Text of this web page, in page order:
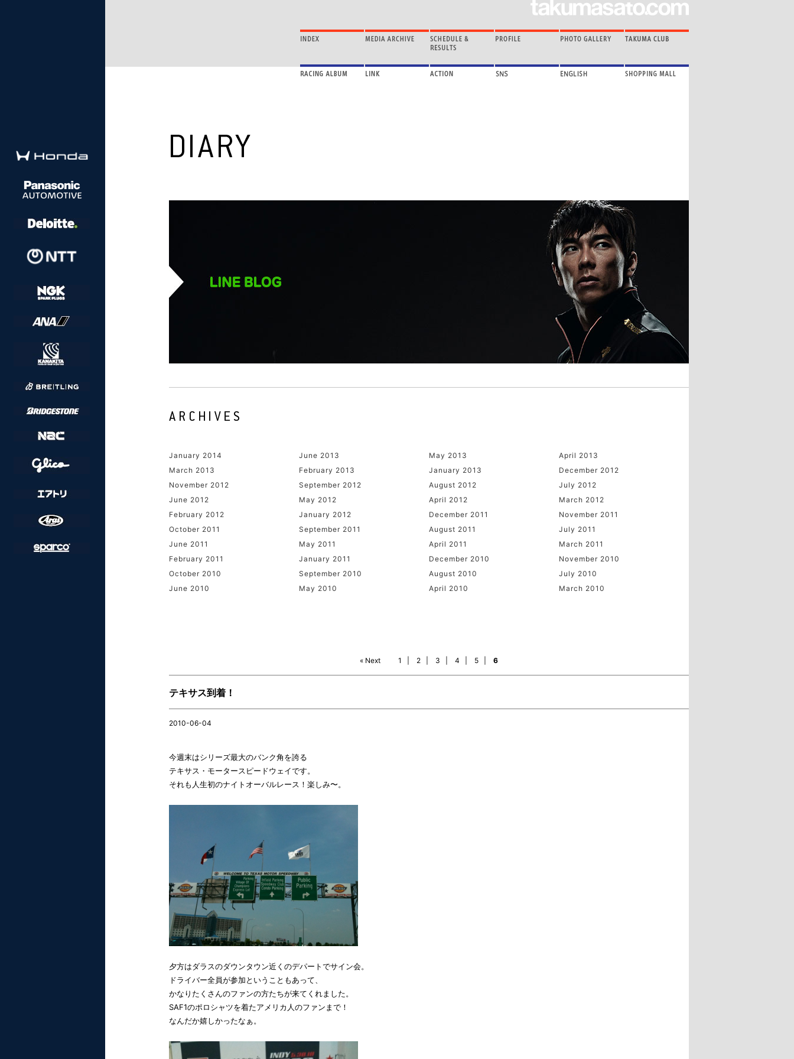
January 2014 June 2013 May 2013
April 2013
March 2013
February 2013 January 2013
December 2012
November 2012
September 2012 August 2012
July 2012
June 2012
May 2012 April 2012
March 2012
February 2012
January 2012 December 2011
November 2011
October 2011
September 2011 August 2011
July 2011
June 2011
May 2011 April 2011
March 2011
February 2011
January 2011 December 2010
November 2010
October 2010
September 2010 August 2010
July 2010
June 2010
May 2010 April 2010 March 2010
« Next 1 2 3 4 5 6
テキサス到着！
2010-06-04
今週末はシリーズ最大のバンク角を誇る
テキサス・モータースピードウェイです。
それも人生初のナイトオーバルレース！楽しみ〜。
夕方はダラスのダウンタウン近くのデパートでサイン会。
ドライバー全員が参加ということもあって、
かなりたくさんのファンの方たちが来てくれました。
SAF1のポロシャツを着たアメリカ人のファンまで！
なんだか嬉しかったなぁ。